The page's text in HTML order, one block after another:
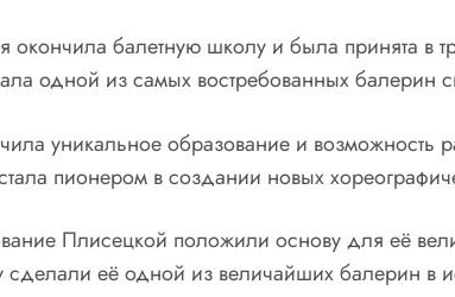
окончила балетную школу и была принята в
одной из самых востребованных балерин
уникальное образование и
пионером в создании новых
Плисецкой положили основу для её
сделали её одной из величайших балерин в